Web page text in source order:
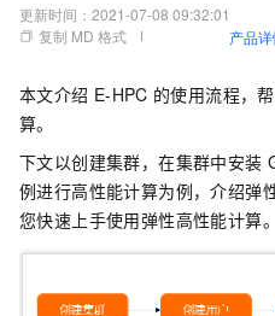
更新时间： 2021-07-08 09:32:01
复制 MD 格式
产品
本文介绍 E-HPC 的使用流程，
算。
下文以创建集群，在集群中安装
例进行高性能计算为例，介绍弹
您快速上手使用弹性高性能计算